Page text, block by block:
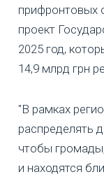
прифронтовых
проект
2025 год,
14,9 млрд грн
"В рамках
распределять
чтобы
и находятся